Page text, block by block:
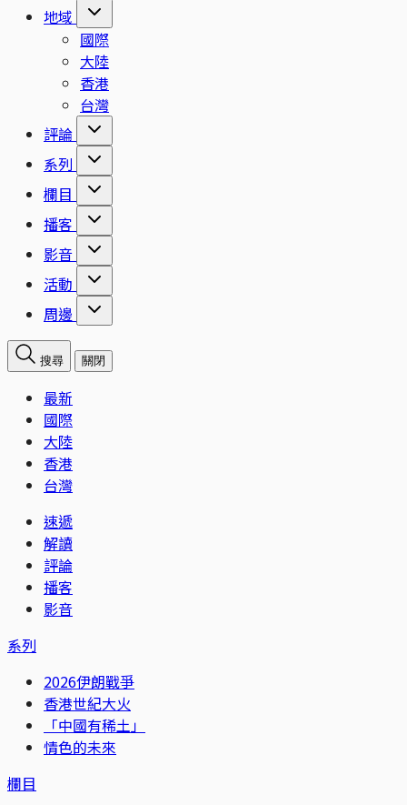
地域
國際
大陸
香港
台灣
評論
系列
欄目
播客
影音
活動
周邊
搜尋 關閉
最新
國際
大陸
香港
台灣
速遞
解讀
評論
播客
影音
系列
2026伊朗戰爭
香港世紀大火
「中國有稀土」
情色的未來
欄目